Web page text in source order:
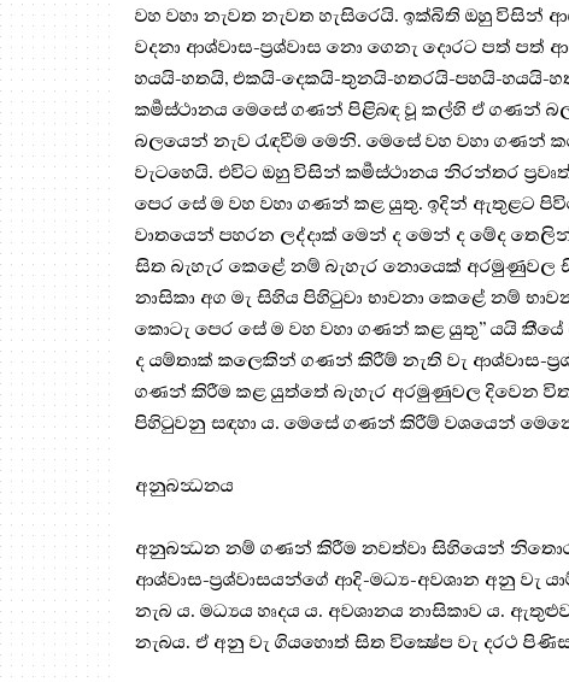
වහ වහා නැවත නැවත හැසිරෙයි. ඉක්බිති ඔහු විසින්
වදනා ආශ්වාස-ප්‍ර‍ශ්වාස නො ගෙනැ දොරට පත් පත්
හයයි-හතයි, එකයි-දෙකයි-තුනයි-හතරයි-පහයි-හයයි-
කර්‍මස්ථානය මෙසේ ගණන් පිළිබඳ වූ කල්හි ඒ ගණන්
බලයෙන් නැව රැඳවීම මෙනි. මෙසේ වහ වහා ගණන්
වැටහෙයි. එවිට ඔහු විසින් කර්‍මස්ථානය නිරන්තර
පෙර සේ ම වහ වහා ගණන් කළ යුතු. ඉදින් ඇතුළට
වාතයෙන් පහරන ලද්දාක් මෙන් ද මෙන් ද මේද
සිත බැහැර කෙළේ නම් බැහැර නොයෙක්
නාසිකා අග මැ සිහිය පිහිටුවා භාවනා කෙළේ නම්
කොටැ පෙර සේ ම වහ වහා ගණන් කළ යුතු” යයි
ද යම්තාක් කලෙකින් ගණන් කිරීම් නැති වැ ආශ්වාස-
ගණන් කිරීම කළ යුත්තේ බැහැර අරමුණුවල දිවෙන
පිහිටුවනු සඳහා ය. මෙසේ ගණන් කිරීම් වශයෙන්
අනුබන්‍ධනය
අනුබන්‍ධන නම් ගණන් කිරීම නවත්වා සිහියෙන් නිතොර
ආශ්වාස-ප්‍ර‍ශ්වාසයන්ගේ ආදි-මධ්‍ය-අවශාන අනු
නැබ ය. මධ්‍යය හෘදය ය. අවශානය නාසිකාව ය.
නැබය. ඒ අනු වැ ගියහොත් සිත වික්‍ෂේප වැ දරථ